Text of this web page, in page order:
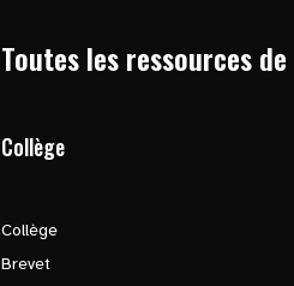
Toutes les ressources de
Collège
Collège
Brevet